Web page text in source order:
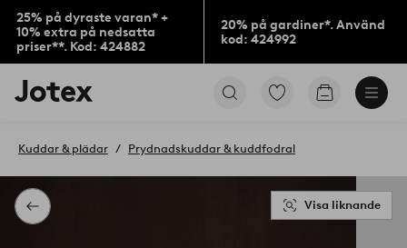
25% på dyraste varan* +
10% extra på nedsatta
priser**. Kod: 424882
20% på gardiner*. Använd
kod: 424992
Jotex
logotyp
till
Gå
produkter
Gå
Tillbaka
Kuddar & plädar Prydnadskuddar & kuddfodral
Visa liknande